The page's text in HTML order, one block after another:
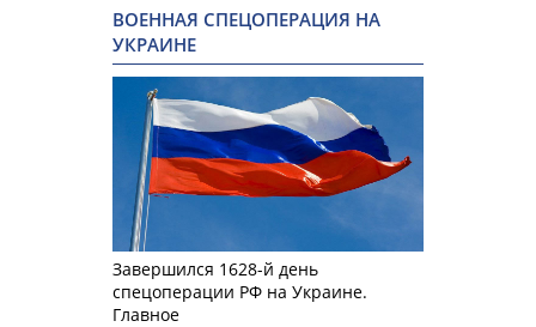
ВОЕННАЯ СПЕЦОПЕРАЦИЯ НА
УКРАИНЕ
Завершился 1628-й день
спецоперации РФ на Украине.
Главное